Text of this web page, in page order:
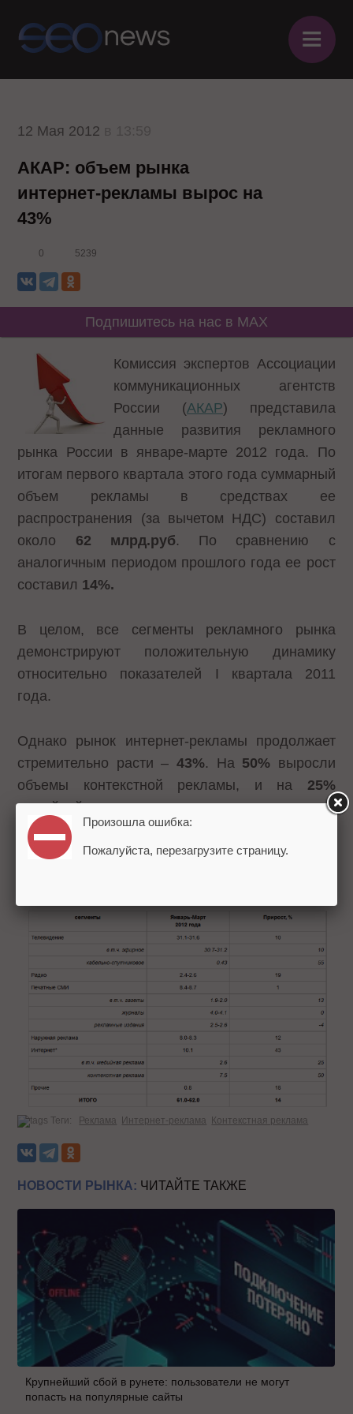
≡
12 Мая 2012
АКАР: объем рынка
интернет-рекламы вырос на
43%
0 5239
Подпишитесь на нас в MAX
Комиссия экспертов Ассоциации
коммуникационных агентств
России (АКАР) представила
данные развития рекламного
рынка России в январе-марте 2012 года. По
итогам первого квартала этого года суммарный
объем рекламы в средствах ее
распространения (за вычетом НДС) составил
около 62 млрд.руб. По сравнению с
аналогичным периодом прошлого года ее рост
составил 14%.
В целом, все сегменты рекламного рынка
демонстрируют положительную динамику
относительно показателей I квартала 2011
года.
Однако рынок интернет-рекламы продолжает
стремительно расти – 43%. На 50% выросли
объемы контекстной рекламы, и на 25%
медийной.
Объем рекламного рынка в России в
Теги: Реклама Интернет-реклама Контекстная реклама
НОВОСТИ РЫНКА: ЧИТАЙТЕ ТАКЖЕ
Крупнейший сбой в рунете: пользователи не могут
попасть на популярные сайты
Произошла ошибка:
Пожалуйста, перезагрузите страницу.